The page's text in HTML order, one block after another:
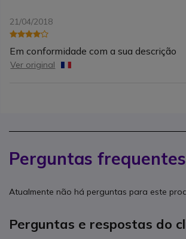
21/04/2018
Em conformidade com a sua descrição
Ver original
Perguntas frequentes
Atualmente não há perguntas para este
Perguntas e respostas do